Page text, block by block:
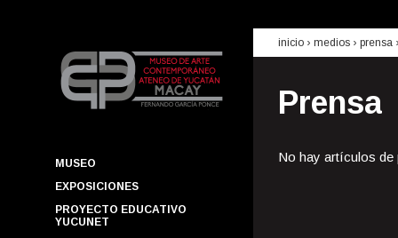
MUSEO
EXPOSICIONES
PROYECTO EDUCATIVO
YUCUNET
inicio › medios › prensa
Prensa
No hay artículos de